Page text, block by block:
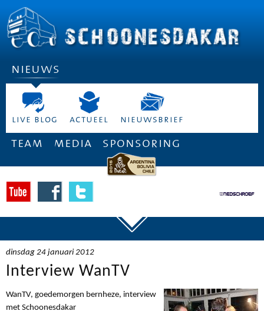
nieuws
live blog actueel nieuwsbrief
team media sponsoring
dinsdag 24 januari 2012
Interview WanTV
WanTV, goedemorgen bernheze, interview
met Schoonesdakar